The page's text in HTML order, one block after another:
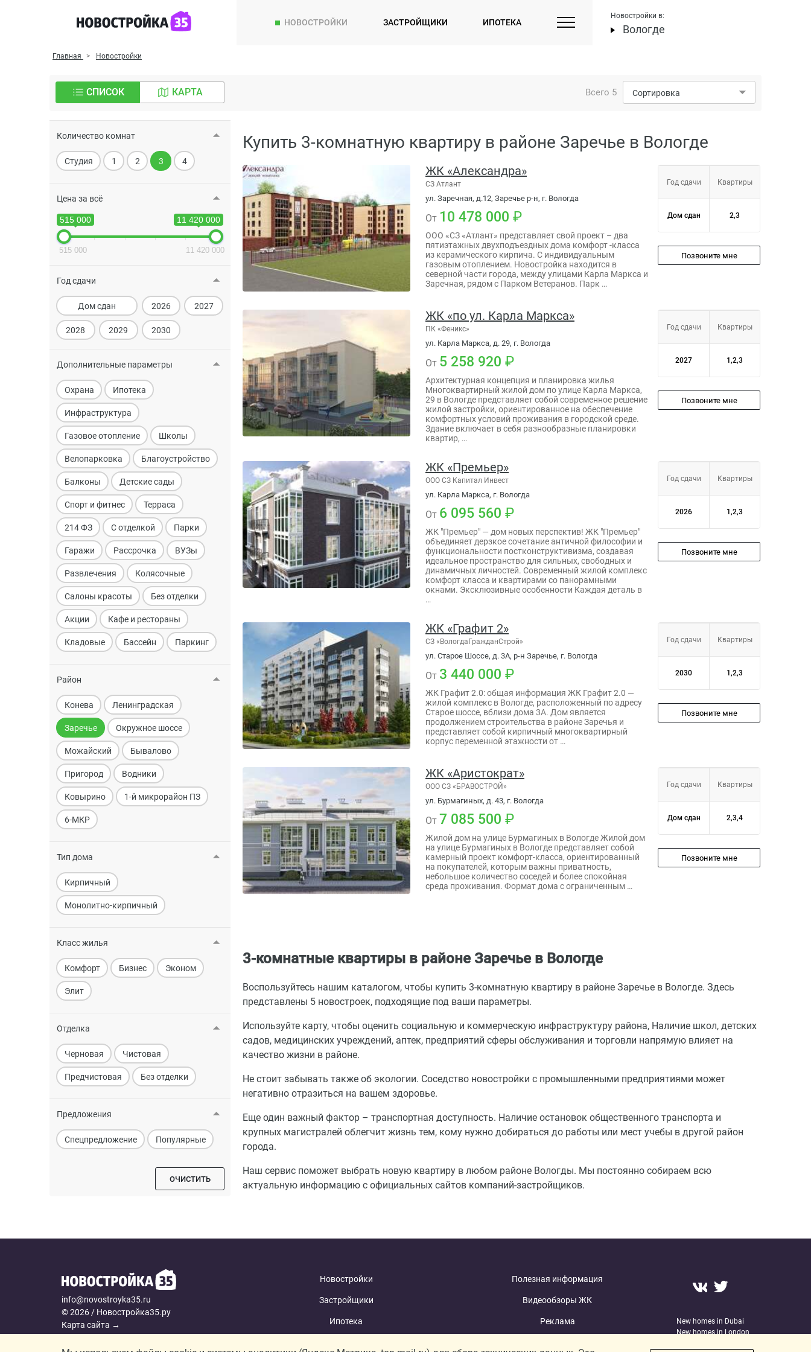
НОВОСТРОЙКИ ЗАСТРОЙЩИКИ ИПОТЕКА
Новостройки в:
Вологде
Главная Новостройки
СПИСОК КАРТА Всего 5 Сортировка
Количество комнат
Студия 1 2 3 4
Цена за всё
515 000 11 420 000
515 000 11 420 000
Год сдачи
Дом сдан 2026 2027
2028 2029 2030
Дополнительные параметры
С отделкой Парки
Рассрочка ВУЗы
Гаражи
Салоны красоты
Акции
Колясочные
Кладовые
Развлечения
Без отделки
Кафе и рестораны
Бассейн Паркинг
Охрана Ипотека
Инфраструктура
Газовое отопление Школы
Велопарковка Благоустройство
Балконы Детские сады
Спорт и фитнес Терраса
214 ФЗ
Район
Конева Ленинградская
Заречье Окружное шоссе
Можайский Бывалово
Пригород Водники
Ковырино 1-й микрорайон ПЗ
6-МКР
Тип дома
Кирпичный
Монолитно-кирпичный
Класс жилья
Комфорт Бизнес Эконом
Элит
Отделка
Черновая Чистовая
Предчистовая Без отделки
Предложения
Спецпредложение Популярные
ОЧИСТИТЬ
Купить 3-комнатную квартиру в районе Заречье в Вологде
ЖК «Александра»
СЗ Атлант
ул. Заречная, д.12, Заречье р-н, г. Вологда
От 10 478 000
ООО «СЗ «Атлант» представляет свой проект – два
пятиэтажных двухподъездных дома комфорт -класса
из керамического кирпича. С индивидуальным
газовым отоплением. Новостройка находится в
северной части города, между улицами Карла Маркса и
Заречная, рядом с Парком Ветеранов. Парк …
Год сдачи Квартиры
Дом сдан 2,3
Позвоните мне
ЖК «по ул. Карла Маркса»
ПК «Феникс»
ул. Карла Маркса, д. 29, г. Вологда
От 5 258 920
Архитектурная концепция и планировка жилья
Многоквартирный жилой дом по улице Карла Маркса,
29 в Вологде представляет собой современное решение
жилой застройки, ориентированное на обеспечение
комфортных условий проживания в городской среде.
Здание включает в себя разнообразные планировки
квартир, …
Год сдачи Квартиры
2027 1,2,3
Позвоните мне
ЖК «Премьер»
ООО СЗ Капитал Инвест
ул. Карла Маркса, г. Вологда
От 6 095 560
ЖК "Премьер" — дом новых перспектив! ЖК "Премьер"
объединяет дерзкое сочетание античной философии и
функциональности постконструктивизма, создавая
идеальное пространство для сильных, свободных и
динамичных личностей. Современный жилой комплекс
комфорт класса и квартирами со панорамными
окнами. Эксклюзивные особенности Каждая деталь в
…
Год сдачи Квартиры
2026 1,2,3
Позвоните мне
ЖК «Графит 2»
СЗ «ВологдаГражданСтрой»
ул. Старое Шоссе, д. 3А, р-н Заречье, г. Вологда
От 3 440 000
ЖК Графит 2.0: общая информация ЖК Графит 2.0 —
жилой комплекс в Вологде, расположенный по адресу
Старое шоссе, вблизи дома 3А. Дом является
продолжением строительства в районе Заречья и
представляет собой кирпичный многоквартирный
корпус переменной этажности от …
Год сдачи Квартиры
2030 1,2,3
Позвоните мне
ЖК «Аристократ»
ООО СЗ «БРАВОСТРОЙ»
ул. Бурмагиных, д. 43, г. Вологда
От 7 085 500
Жилой дом на улице Бурмагиных в Вологде Жилой дом
на улице Бурмагиных в Вологде представляет собой
камерный проект комфорт-класса, ориентированный
на покупателей, которым важны приватность,
небольшое количество соседей и более спокойная
среда проживания. Формат дома с ограниченным …
Год сдачи Квартиры
Дом сдан 2,3,4
Позвоните мне
3-комнатные квартиры в районе Заречье в Вологде
Воспользуйтесь нашим каталогом, чтобы купить 3-комнатную квартиру в районе Заречье в Вологде. Здесь
представлены 5 новостроек, подходящие под ваши параметры.
Используйте карту, чтобы оценить социальную и коммерческую инфраструктуру района, Наличие школ, детских
садов, медицинских учреждений, аптек, предприятий сферы обслуживания и торговли напрямую влияет на
качество жизни в районе.
Не стоит забывать также об экологии. Соседство новостройки с промышленными предприятиями может
негативно отразиться на вашем здоровье.
Еще один важный фактор – транспортная доступность. Наличие остановок общественного транспорта и
крупных магистралей облегчит жизнь тем, кому нужно добираться до работы или мест учебы в другой район
города.
Наш сервис поможет выбрать новую квартиру в любом районе Вологды. Мы постоянно собираем всю
актуальную информацию с официальных сайтов компаний-застройщиков.
info@novostroyka35.ru
© 2026 / Новостройка35.ру
Карта сайта →
Политика конфиденциальности
Согласие на обработку персональных данных
Новостройки
Застройщики
Ипотека
Полезная информация
Видеообзоры ЖК
Реклама
New homes in Dubai
New homes in London